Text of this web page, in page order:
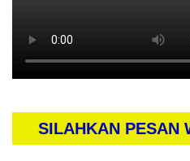
SILAHKAN PESAN